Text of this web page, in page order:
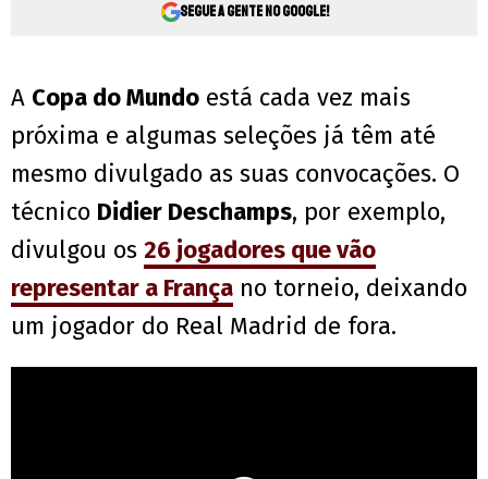
Segue a gente no Google!
A Copa do Mundo está cada vez mais
próxima e algumas seleções já têm até
mesmo divulgado as suas convocações. O
técnico Didier Deschamps, por exemplo,
divulgou os 26 jogadores que vão
representar a França no torneio, deixando
um jogador do Real Madrid de fora.